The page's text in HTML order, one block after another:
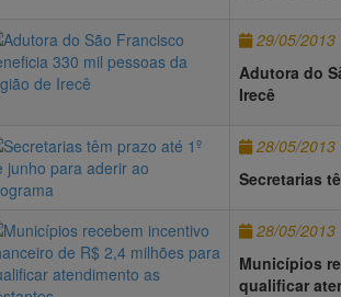
29/05/2013
Adutora do
Irecê
28/05/2013
Secretarias
28/05/2013
Municípios
qualificar